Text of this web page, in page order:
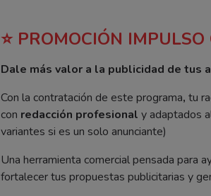
⭐ PROMOCIÓN
Dale más valor a la publicidad de tus
Con la contratación de este programa, tu
con redacción profesional y adaptados
variantes si es un solo anunciante)
Una herramienta comercial pensada para
fortalecer tus propuestas publicitarias y